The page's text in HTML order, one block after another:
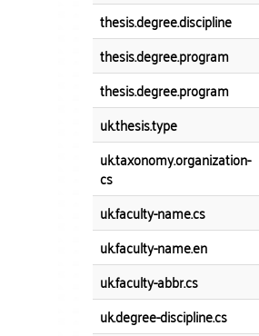
thesis.degree.discipline
thesis.degree.program
thesis.degree.program
uk.thesis.type
uk.taxonomy.organization-
cs
uk.faculty-name.cs
uk.faculty-name.en
uk.faculty-abbr.cs
uk.degree-discipline.cs